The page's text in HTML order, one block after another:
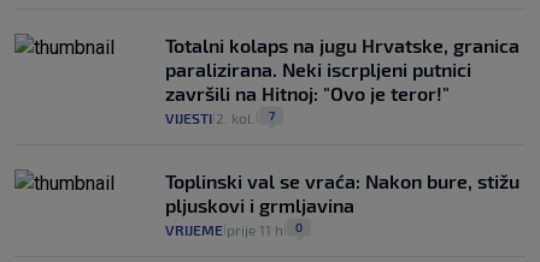
Totalni kolaps na jugu Hrvatske, granica
paralizirana. Neki iscrpljeni putnici
završili na Hitnoj: "Ovo je teror!"
VIJESTI 2. kol. 7
Toplinski val se vraća: Nakon bure, stižu
pljuskovi i grmljavina
VRIJEME prije 11 h 0